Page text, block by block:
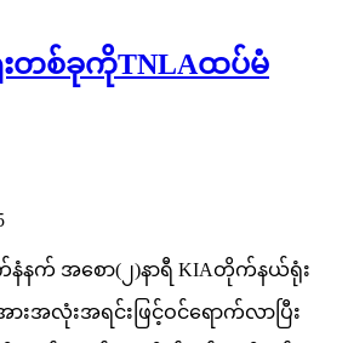
တစ်ခုကိုTNLAထပ်မံ
နံနက် အစော(၂)နာရီ KIAတိုက်နယ်ရုံး
းအလုံးအရင်းဖြင့်ဝင်ရောက်လာပြီး